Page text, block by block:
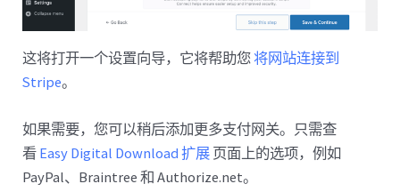
这将打开一个设置向导，它将帮助您将网站连接到
Stripe。
如果需要，您可以稍后添加更多支付网关。只需查
看 Easy Digital Download 扩展 页面上的选项，例如
PayPal、Braintree 和 Authorize.net。